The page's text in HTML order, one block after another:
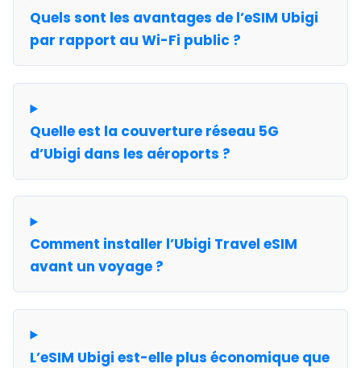
Quels sont les avantages de l’eSIM Ubigi
par rapport au Wi-Fi public ?
Quelle est la couverture réseau 5G
d’Ubigi dans les aéroports ?
Comment installer l’Ubigi Travel eSIM
avant un voyage ?
L’eSIM Ubigi est-elle plus économique que